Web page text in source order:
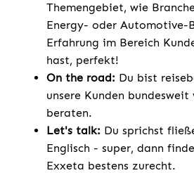
Themengebiet, wie
Energy- oder Automotive-
Erfahrung im Bereich
hast, perfekt!
On the road: Du bist
unsere Kunden
beraten.
Let's talk: Du sprichst
Englisch - super, dann
Exxeta bestens zurecht.